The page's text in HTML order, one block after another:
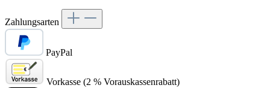
Zahlungsarten
PayPal
Vorkasse (2 % Vorauskassenrabatt)